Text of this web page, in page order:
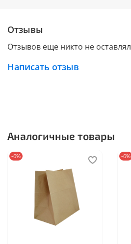
Отзывы
Отзывов еще никто не оставлял
Написать отзыв
Аналогичные товары
-6% -6%